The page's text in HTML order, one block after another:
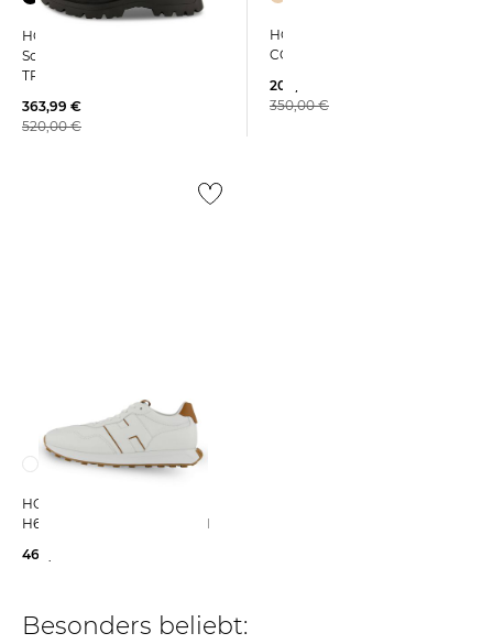
HOGAN | Herren
Schnürboots H692
TRONCHETTO
363,99 €
520,00 €
HOGAN | Herren Slipper
COOL MOCASSINO
209,99 €
350,00 €
HOGAN | Herren Sneaker
H601 ALLACCIATO H PATCH
460,00 €
Besonders beliebt: